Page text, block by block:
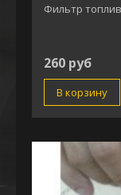
Фильтр
260 руб
В корзину